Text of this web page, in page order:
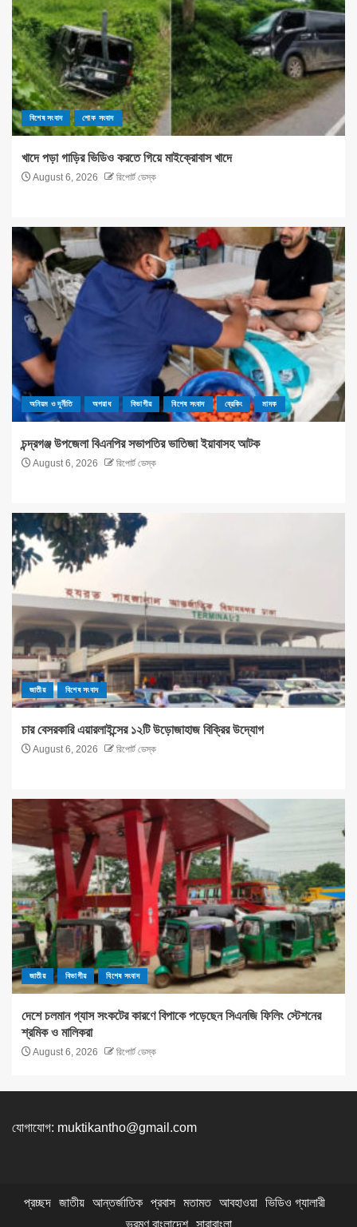
বিশেষ সংবাদ শোক সংবাদ
খাদে পড়া গাড়ির ভিডিও করতে গিয়ে মাইক্রোবাস খাদে
August 6, 2026 রিপোর্ট ডেস্ক
অনিয়ম ও দূর্নীতি অপরাধ বিভাগীয় বিশেষ সংবাদ ব্রেকিং মাদক
চন্দ্রগঞ্জ উপজেলা বিএনপির সভাপতির ভাতিজা ইয়াবাসহ আটক
August 6, 2026 রিপোর্ট ডেস্ক
জাতীয় বিশেষ সংবাদ
চার বেসরকারি এয়ারলাইন্সের ১২টি উড়োজাহাজ বিক্রির উদ্যোগ
August 6, 2026 রিপোর্ট ডেস্ক
জাতীয় বিভাগীয় বিশেষ সংবাদ
দেশে চলমান গ্যাস সংকটের কারণে বিপাকে পড়েছেন সিএনজি ফিলিং স্টেশনের
শ্রমিক ও মালিকরা
August 6, 2026 রিপোর্ট ডেস্ক
যোগাযোগ: muktikantho@gmail.com
প্রচ্ছদ জাতীয় আন্তর্জাতিক প্রবাস মতামত আবহাওয়া ভিডিও গ্যালারী